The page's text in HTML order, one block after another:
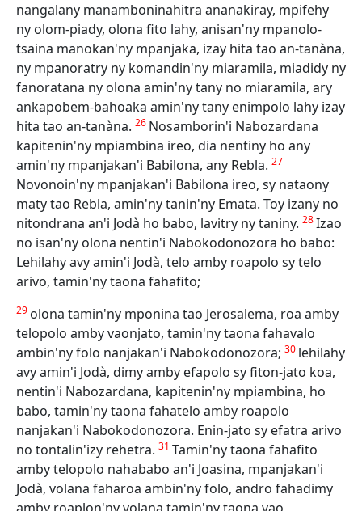
nangalany manamboninahitra ananakiray, mpifehy
ny olom-piady, olona fito lahy, anisan'ny mpanolo-
tsaina manokan'ny mpanjaka, izay hita tao an-tanàna,
ny mpanoratry ny komandin'ny miaramila, miadidy ny
fanoratana ny olona amin'ny tany no miaramila, ary
ankapobem-bahoaka amin'ny tany enimpolo lahy izay
hita tao an-tanàna. 26 Nosamborin'i Nabozardana
kapitenin'ny mpiambina ireo, dia nentiny ho any
amin'ny mpanjakan'i Babilona, any Rebla. 27
Novonoin'ny mpanjakan'i Babilona ireo, sy nataony
maty tao Rebla, amin'ny tanin'ny Emata. Toy izany no
nitondrana an'i Jodà ho babo, lavitry ny taniny. 28Izao
no isan'ny olona nentin'i Nabokodonozora ho babo:
Lehilahy avy amin'i Jodà, telo amby roapolo sy telo
arivo, tamin'ny taona fahafito;
29 olona tamin'ny mponina tao Jerosalema, roa amby
telopolo amby vaonjato, tamin'ny taona fahavalo
ambin'ny folo nanjakan'i Nabokodonozora; 30 lehilahy
avy amin'i Jodà, dimy amby efapolo sy fiton-jato koa,
nentin'i Nabozardana, kapitenin'ny mpiambina, ho
babo, tamin'ny taona fahatelo amby roapolo
nanjakan'i Nabokodonozora. Enin-jato sy efatra arivo
no tontalin'izy rehetra. 31 Tamin'ny taona fahafito
amby telopolo nahababo an'i Joasina, mpanjakan'i
Jodà, volana faharoa ambin'ny folo, andro fahadimy